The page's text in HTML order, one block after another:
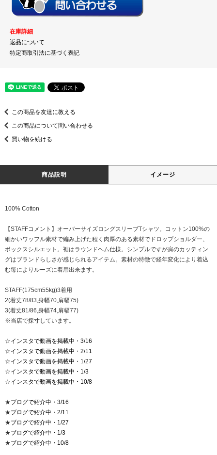
在庫詳細
返品について
特定商取引法に基づく表記
この商品を友達に教える
この商品について問い合わせる
買い物を続ける
商品説明 イメージ
100% Cotton
【STAFFコメント】オーバーサイズロングスリーブTシャツ。コットン100%の
細かいワッフル素材で編み上げた程く肉厚のある素材でドロップショルダー、
ボックスシルエット。裾はラウンドヘム仕様。シンプルですが肩のカッティン
グはブランドらしさが感じられるアイテム。素材の特徴で経年変化により着込
む毎によりルーズに着用出来ます。
STAFF(175cm55kg)3着用
2(着丈78/83,身幅70,肩幅75)
3(着丈81/86,身幅74,肩幅77)
※当店で採寸しています。
☆インスタで動画を掲載中・3/16
☆インスタで動画を掲載中・2/11
☆インスタで動画を掲載中・1/27
☆インスタで動画を掲載中・1/3
☆インスタで動画を掲載中・10/8
★ブログで紹介中・3/16
★ブログで紹介中・2/11
★ブログで紹介中・1/27
★ブログで紹介中・1/3
★ブログで紹介中・10/8